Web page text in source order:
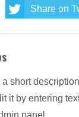
Share on
a short
it by entering